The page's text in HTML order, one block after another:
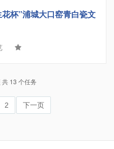
杯”浦城大口窑青白瓷文
共 13 个任务
2 下一页